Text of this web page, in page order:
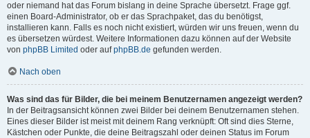
oder niemand hat das Forum bislang in deine Sprache übersetzt. Frage ggf.
einen Board-Administrator, ob er das Sprachpaket, das du benötigst,
installieren kann. Falls es noch nicht existiert, würden wir uns freuen, wenn du
es übersetzen würdest. Weitere Informationen dazu können auf der Website
von phpBB Limited oder aufphpBB.de gefunden werden.
Nach oben
Was sind das für Bilder, die bei meinem Benutzernamen angezeigt werden?
In der Beitragsansicht können zwei Bilder bei deinem Benutzernamen stehen.
Eines dieser Bilder ist meist mit deinem Rang verknüpft: Oft sind dies Sterne,
Kästchen oder Punkte, die deine Beitragszahl oder deinen Status im Forum